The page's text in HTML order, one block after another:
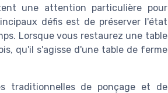
une attention particulière pour
défis est de préserver l'état
Lorsque vous restaurez une table
qu'il s'agisse d'une table de ferme
traditionnelles de ponçage et de